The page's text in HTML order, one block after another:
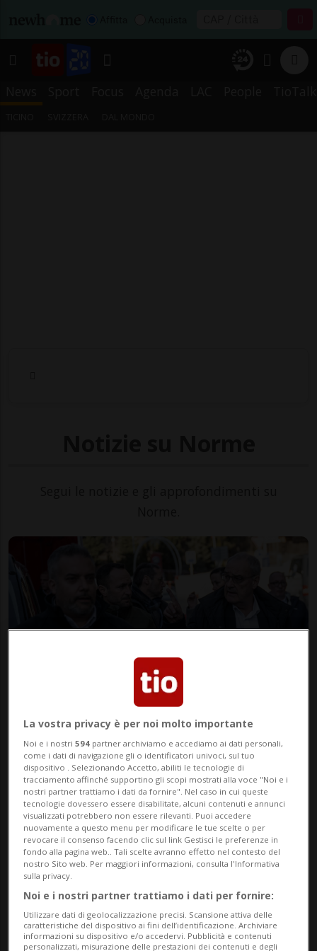
«Ci sarà un prima e un dopo
Crans-Montana»
SAN GALLO 1 anno
La vostra privacy è per noi molto importante
Noi e i nostri594 partner archiviamo e accediamo ai dati personali,
come i dati di navigazione gli o identificatori univoci, sul tuo
dispositivo . Selezionando Accetto, abiliti le tecnologie di
tracciamento affinché supportino gli scopi mostrati alla voce "Noi e i
nostri partner trattiamo i dati da fornire". Nel caso in cui queste
tecnologie dovessero essere disabilitate, alcuni contenuti e annunci
visualizzati potrebbero non essere rilevanti. Puoi accedere
nuovamente a questo menu per modificare le tue scelte o per
revocare il consenso facendo clic sul link Gestisci le preferenze in
fondo alla pagina web.. Tali scelte avranno effetto nel contesto del
nostro Sito web. Per maggiori informazioni, consulta l'Informativa
sulla privacy.
Noi e i nostri partner trattiamo i dati per fornire:
Utilizzare dati di geolocalizzazione precisi. Scansione attiva delle
caratteristiche del dispositivo ai fini dell’identificazione. Archiviare
informazioni su dispositivo e/o accedervi. Pubblicità e contenuti
personalizzati, misurazione delle prestazioni dei contenuti e degli